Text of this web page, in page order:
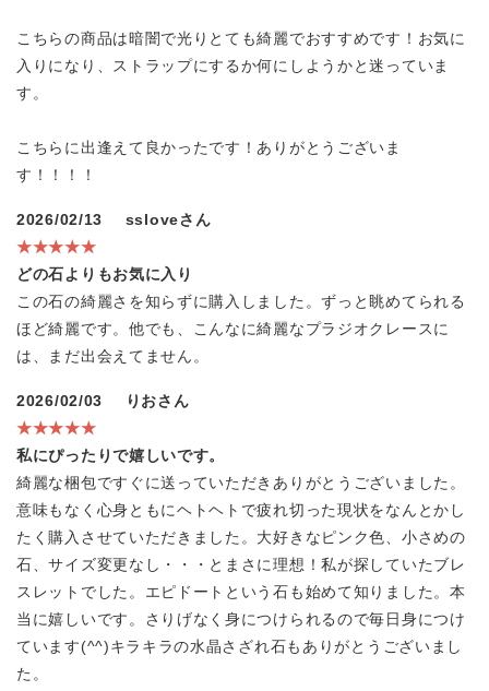
こちらの商品は暗闇で光りとても綺麗でおすすめです！お気に
入りになり、ストラップにするか何にしようかと迷っていま
す。
こちらに出逢えて良かったです！ありがとうございま
す！！！！
2026/02/13
ssloveさん
★★★★★
どの石よりもお気に入り
この石の綺麗さを知らずに購入しました。ずっと眺めてられる
ほど綺麗です。他でも、こんなに綺麗なプラジオクレースに
は、まだ出会えてません。
2026/02/03
りおさん
★★★★★
私にぴったりで嬉しいです。
綺麗な梱包ですぐに送っていただきありがとうございました。
意味もなく心身ともにヘトヘトで疲れ切った現状をなんとかし
たく購入させていただきました。大好きなピンク色、小さめの
石、サイズ変更なし・・・とまさに理想！私が探していたブレ
スレットでした。エピドートという石も始めて知りました。本
当に嬉しいです。さりげなく身につけられるので毎日身につけ
ています(^^)キラキラの水晶さざれ石もありがとうございまし
た。